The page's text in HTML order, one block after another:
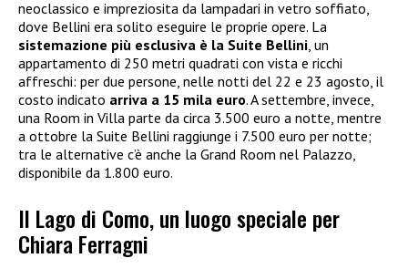
neoclassico e impreziosita da lampadari in vetro soffiato,
dove Bellini era solito eseguire le proprie opere. La
sistemazione più esclusiva è la Suite Bellini , un
appartamento di 250 metri quadrati con vista e ricchi
affreschi: per due persone, nelle notti del 22 e 23 agosto, il
costo indicato arriva a 15 mila euro. A settembre, invece,
una Room in Villa parte da circa 3.500 euro a notte, mentre
a ottobre la Suite Bellini raggiunge i 7.500 euro per notte;
tra le alternative c’è anche la Grand Room nel Palazzo,
disponibile da 1.800 euro.
Il Lago di Como, un luogo speciale per
Chiara Ferragni